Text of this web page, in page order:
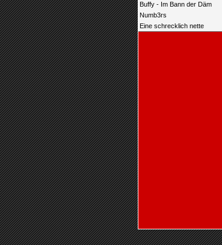
Buffy - Im Bann der Däm
Numb3rs
Eine schrecklich nette